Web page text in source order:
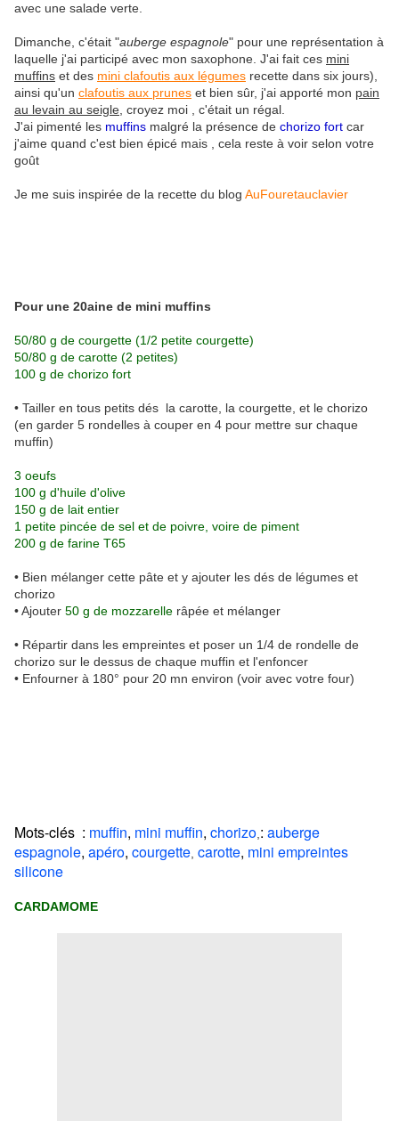
avec une salade verte.
Dimanche, c'était "auberge espagnole" pour une représentation à
laquelle j'ai participé avec mon saxophone. J'ai fait ces mini
muffins et des mini clafoutis aux légumes recette dans six jours),
ainsi qu'un clafoutis aux prunes et bien sûr, j'ai apporté mon pain
au levain au seigle , croyez moi , c'était un régal.
J'ai pimenté les muffins malgré la présence de chorizo fort car
j'aime quand c'est bien épicé mais , cela reste à voir selon votre
goût
Je me suis inspirée de la recette du blog AuFouretauclavier
Pour une 20aine de mini muffins
50/80 g de courgette (1/2 petite courgette)
50/80 g de carotte (2 petites)
100 g de chorizo fort
• Tailler en tous petits dés la carotte, la courgette, et le chorizo
(en garder 5 rondelles à couper en 4 pour mettre sur chaque
muffin)
3 oeufs
100 g d'huile d'olive
150 g de lait entier
1 petite pincée de sel et de poivre, voire de piment
200 g de farine T65
• Bien mélanger cette pâte et y ajouter les dés de légumes et
chorizo
• Ajouter 50 g de mozzarelle râpée et mélanger
• Répartir dans les empreintes et poser un 1/4 de rondelle de
chorizo sur le dessus de chaque muffin et l'enfoncer
• Enfourner à 180° pour 20 mn environ (voir avec votre four)
Mots-clés : muffin, mini muffin, chorizo : auberge
espagnole, apéro, courgette carotte, mini empreintes
silicone
CARDAMOME